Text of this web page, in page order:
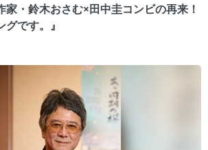
家・鈴木おさむ×田中圭コンビの再来！
グです。』